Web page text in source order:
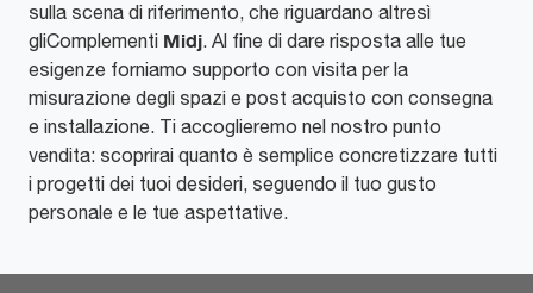
sulla scena di riferimento, che riguardano altresì
gliComplementi Midj. Al fine di dare risposta alle tue
esigenze forniamo supporto con visita per la
misurazione degli spazi e post acquisto con consegna
e installazione. Ti accoglieremo nel nostro punto
vendita: scoprirai quanto è semplice concretizzare tutti
i progetti dei tuoi desideri, seguendo il tuo gusto
personale e le tue aspettative.